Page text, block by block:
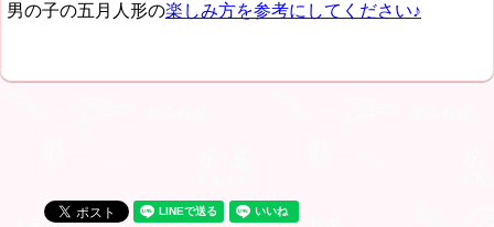
男の子の五月人形の楽しみ方を参考にしてください♪